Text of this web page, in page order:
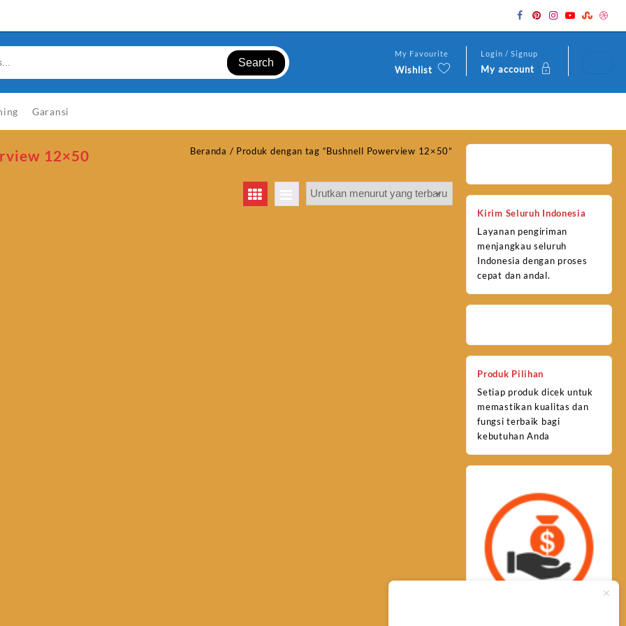
Search
My Favourite
Wishlist
Login / Signup
My account
Garansi
12×50 Beranda / Produk dengan tag “Bushnell Powerview 12×50”
Kirim Seluruh Indonesia
Layanan pengiriman
menjangkau seluruh
Indonesia dengan proses
cepat dan andal.
Produk Pilihan
Setiap produk dicek untuk
memastikan kualitas dan
fungsi terbaik bagi
kebutuhan Anda